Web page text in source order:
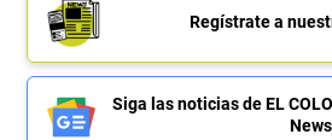
Regístrate a
Siga las noticias de EL
News